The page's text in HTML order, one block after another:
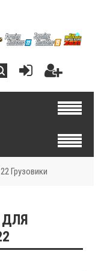
22 Грузовики
ДЛЯ